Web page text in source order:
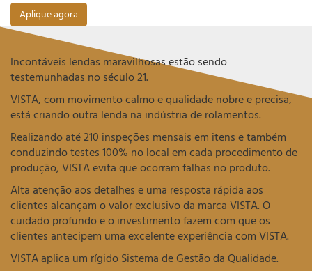
Incontáveis lendas maravilhosas estão sendo
testemunhadas no século 21.
VISTA, com movimento calmo e qualidade nobre e precisa,
está criando outra lenda na indústria de rolamentos.
Realizando até 210 inspeções mensais em itens e também
conduzindo testes 100% no local em cada procedimento de
produção, VISTA evita que ocorram falhas no produto.
Alta atenção aos detalhes e uma resposta rápida aos
clientes alcançam o valor exclusivo da marca VISTA. O
cuidado profundo e o investimento fazem com que os
clientes antecipem uma excelente experiência com VISTA.
VISTA aplica um rígido Sistema de Gestão da Qualidade.